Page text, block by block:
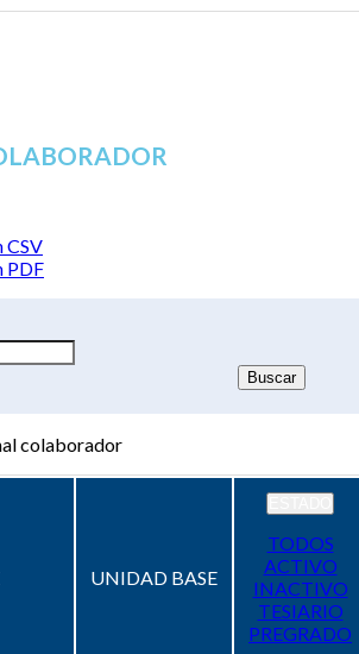
CSV
PDF
colaborador
UNIDAD BASE
TODOS
ACTIVO
INACTIVO
TESIARIO
PREGRADO